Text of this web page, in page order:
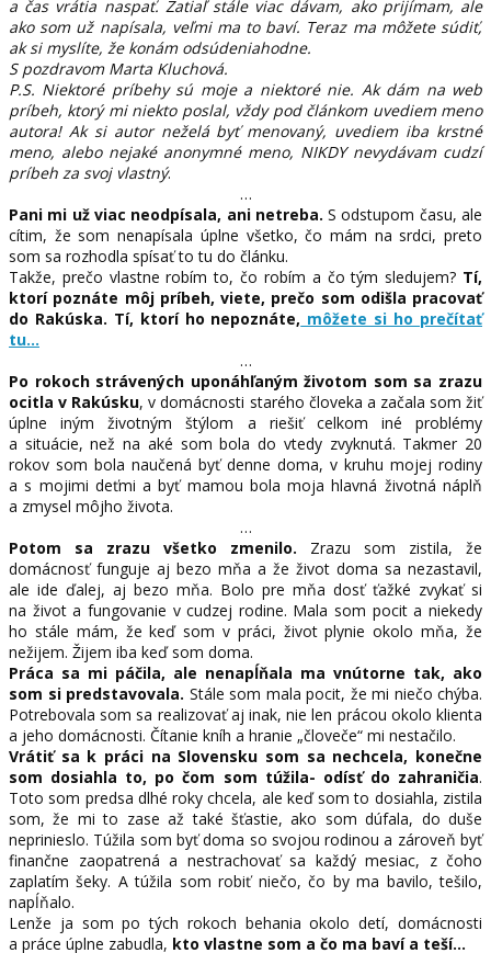
a čas vrátia naspať. Zatiaľ stále viac dávam, ako prijímam, ale
ako som už napísala, veľmi ma to baví. Teraz ma môžete súdiť,
ak si myslíte, že konám odsúdeniahodne.
S pozdravom Marta Kluchová.
P.S. Niektoré príbehy sú moje a niektoré nie. Ak dám na web
príbeh, ktorý mi niekto poslal, vždy pod článkom uvediem meno
autora! Ak si autor neželá byť menovaný, uvediem iba krstné
meno, alebo nejaké anonymné meno, NIKDY nevydávam cudzí
príbeh za svoj vlastný.
…
Pani mi už viac neodpísala, ani netreba. S odstupom času, ale
cítim, že som nenapísala úplne všetko, čo mám na srdci, preto
som sa rozhodla spísať to tu do článku.
Takže, prečo vlastne robím to, čo robím a čo tým sledujem? Tí,
ktorí poznáte môj príbeh, viete, prečo som odišla pracovať
do Rakúska. Tí, ktorí ho nepoznáte, môžete si ho prečítať
tu…
…
Po rokoch strávených uponáhľaným životom som sa zrazu
ocitla v Rakúsku, v domácnosti starého človeka a začala som žiť
úplne iným životným štýlom a riešiť celkom iné problémy
a situácie, než na aké som bola do vtedy zvyknutá. Takmer 20
rokov som bola naučená byť denne doma, v kruhu mojej rodiny
a s mojimi deťmi a byť mamou bola moja hlavná životná náplň
a zmysel môjho života.
…
Potom sa zrazu všetko zmenilo. Zrazu som zistila, že
domácnosť funguje aj bezo mňa a že život doma sa nezastavil,
ale ide ďalej, aj bezo mňa. Bolo pre mňa dosť ťažké zvykať si
na život a fungovanie v cudzej rodine. Mala som pocit a niekedy
ho stále mám, že keď som v práci, život plynie okolo mňa, že
nežijem. Žijem iba keď som doma.
Práca sa mi páčila, ale nenapĺňala ma vnútorne tak, ako
som si predstavovala. Stále som mala pocit, že mi niečo chýba.
Potrebovala som sa realizovať aj inak, nie len prácou okolo klienta
a jeho domácnosti. Čítanie kníh a hranie „človeče“ mi nestačilo.
Vrátiť sa k práci na Slovensku som sa nechcela, konečne
som dosiahla to, po čom som túžila- odísť do zahraničia.
Toto som predsa dlhé roky chcela, ale keď som to dosiahla, zistila
som, že mi to zase až také šťastie, ako som dúfala, do duše
neprinieslo. Túžila som byť doma so svojou rodinou a zároveň byť
finančne zaopatrená a nestrachovať sa každý mesiac, z čoho
zaplatím šeky. A túžila som robiť niečo, čo by ma bavilo, tešilo,
napĺňalo.
Lenže ja som po tých rokoch behania okolo detí, domácnosti
a práce úplne zabudla, kto vlastne som a čo ma baví a teší…